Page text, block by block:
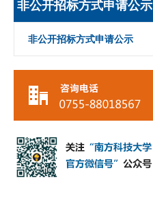
非公开招标方式申请公示
非公开招标方式申请公示